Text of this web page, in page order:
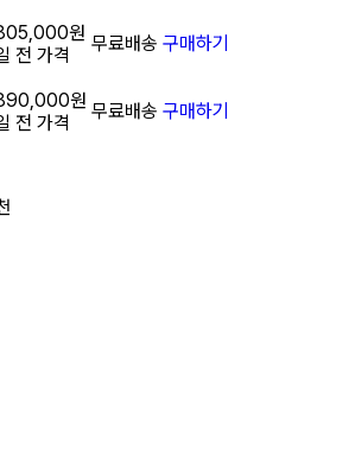
원
전 가격
무료배송 구매하기
원
전 가격
무료배송 구매하기